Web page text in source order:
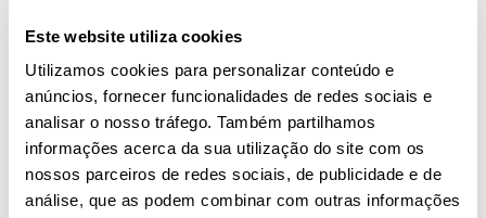
Este website utiliza cookies
Utilizamos cookies para personalizar conteúdo e
anúncios, fornecer funcionalidades de redes sociais e
analisar o nosso tráfego. Também partilhamos
informações acerca da sua utilização do site com os
nossos parceiros de redes sociais, de publicidade e de
análise, que as podem combinar com outras informações
Le Creuset, para temperar pratos diretamente na mesa. O
distinguem-se pelos P e S na parte superior.
Tecnologia moderna.
Cerâmica de grés e aço inoxidável.
Anti-corrosão.
Garantia de 10 anos